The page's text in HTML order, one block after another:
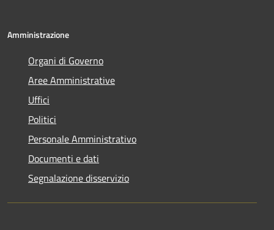
Amministrazione
Organi di Governo
Aree Amministrative
Uffici
Politici
Personale Amministrativo
Documenti e dati
Segnalazione disservizio